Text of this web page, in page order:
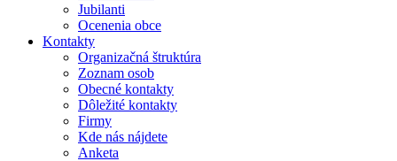
Jubilanti
Ocenenia obce
Kontakty
Organizačná štruktúra
Zoznam osob
Obecné kontakty
Dôležité kontakty
Firmy
Kde nás nájdete
Anketa